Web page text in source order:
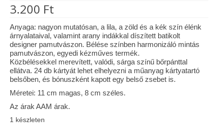
Kosár
Galéria
Hasznos információk
Vásárok, ahol velem is találkozhattál…
Alapanyagok, kellékek
A termékek tisztítása
3.200 Ft
Anyaga: nagyon mutatósan, a lila, a zöld és a kék szín élénk
árnyalataival, valamint arany indákkal díszített batikolt
designer pamutvászon. Bélése színben harmonizáló mintás
pamutvászon, egyedi kézműves termék.
Közbélésekkel merevített, valódi, sárga színű bőrpánttal
ellátva. 24 db kártyát lehet elhelyezni a műanyag kártyatartó
belsőben, és bónuszként kapott egy belső zsebet is.
Méretei: 11 cm magas, 8 cm széles.
Az árak AAM árak.
1 készleten